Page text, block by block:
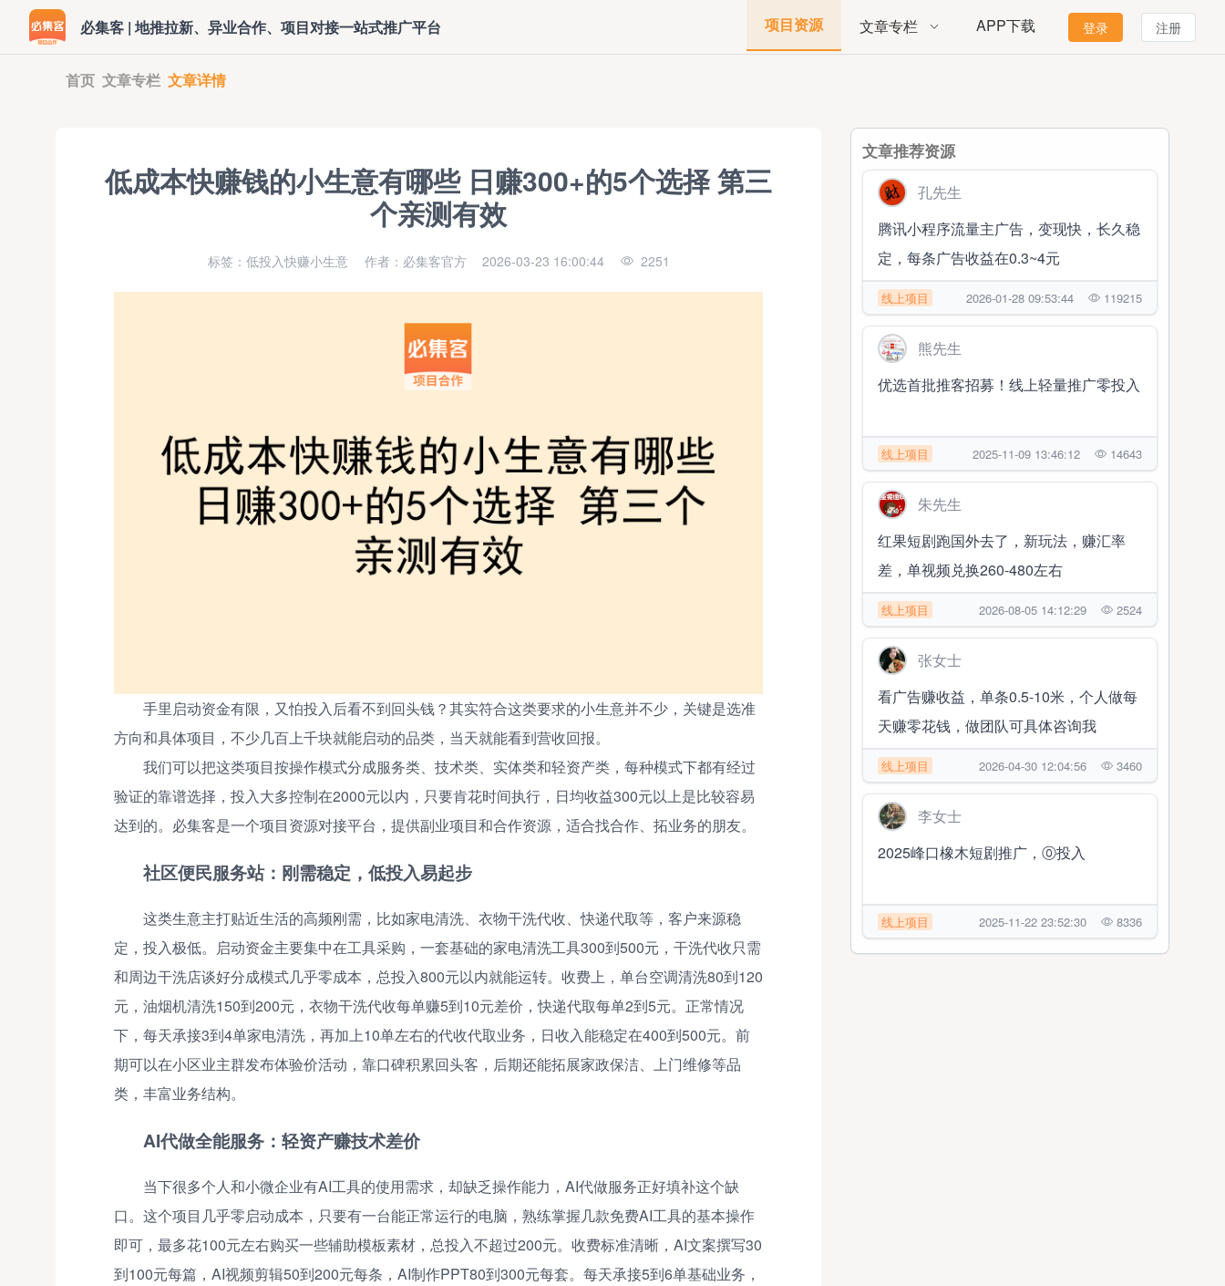
必集客 | 地推拉新、异业合作、项目对接一站式推广平台 项目资源 文章专栏 APP下载 登录 注册
首页 文章专栏 文章详情
低成本快赚钱的小生意有哪些 日赚300+的5个选择 第三
个亲测有效
标签：低投入快赚小生意 作者：必集客官方 2026-03-23 16:00:44 2251
手里启动资金有限，又怕投入后看不到回头钱？其实符合这类要求的小生意并不少，关键是选准
方向和具体项目，不少几百上千块就能启动的品类，当天就能看到营收回报。
我们可以把这类项目按操作模式分成服务类、技术类、实体类和轻资产类，每种模式下都有经过
验证的靠谱选择，投入大多控制在2000元以内，只要肯花时间执行，日均收益300元以上是比较容易
达到的。必集客是一个项目资源对接平台，提供副业项目和合作资源，适合找合作、拓业务的朋友。
社区便民服务站：刚需稳定，低投入易起步
这类生意主打贴近生活的高频刚需，比如家电清洗、衣物干洗代收、快递代取等，客户来源稳
定，投入极低。启动资金主要集中在工具采购，一套基础的家电清洗工具300到500元，干洗代收只需
和周边干洗店谈好分成模式几乎零成本，总投入800元以内就能运转。收费上，单台空调清洗80到120
元，油烟机清洗150到200元，衣物干洗代收每单赚5到10元差价，快递代取每单2到5元。正常情况
下，每天承接3到4单家电清洗，再加上10单左右的代收代取业务，日收入能稳定在400到500元。前
期可以在小区业主群发布体验价活动，靠口碑积累回头客，后期还能拓展家政保洁、上门维修等品
类，丰富业务结构。
AI代做全能服务：轻资产赚技术差价
当下很多个人和小微企业有AI工具的使用需求，却缺乏操作能力，AI代做服务正好填补这个缺
口。这个项目几乎零启动成本，只要有一台能正常运行的电脑，熟练掌握几款免费AI工具的基本操作
即可，最多花100元左右购买一些辅助模板素材，总投入不超过200元。收费标准清晰，AI文案撰写30
到100元每篇，AI视频剪辑50到200元每条，AI制作PPT80到300元每套。每天承接5到6单基础业务，
文章推荐资源
孔先生
腾讯小程序流量主广告，变现快，长久稳
定，每条广告收益在0.3~4元
线上项目 2026-01-28 09:53:44 119215
熊先生
优选首批推客招募！线上轻量推广零投入
线上项目 2025-11-09 13:46:12 14643
朱先生
红果短剧跑国外去了，新玩法，赚汇率
差，单视频兑换260-480左右
线上项目 2026-08-05 14:12:29 2524
张女士
看广告赚收益，单条0.5-10米，个人做每
天赚零花钱，做团队可具体咨询我
线上项目 2026-04-30 12:04:56 3460
李女士
2025峰口橡木短剧推广，⓪投入
线上项目 2025-11-22 23:52:30 8336